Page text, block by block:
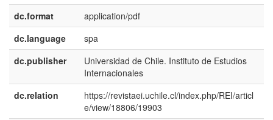
dc.format
application/pdf
dc.language
spa
dc.publisher
Universidad de Chile. Instituto de Estudios
Internacionales
dc.relation
https://revistaei.uchile.cl/index.php/REI/articl
e/view/18806/19903